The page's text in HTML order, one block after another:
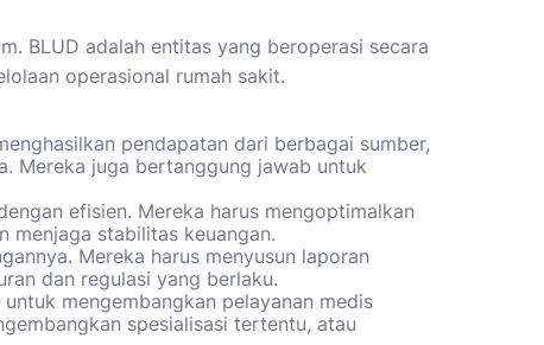
BLUD adalah entitas yang beroperasi secara
operasional rumah sakit.
pendapatan dari berbagai sumber,
Mereka juga bertanggung jawab untuk
efisien. Mereka harus mengoptimalkan
menjaga stabilitas keuangan.
Mereka harus menyusun laporan
dan regulasi yang berlaku.
mengembangkan pelayanan medis
spesialisasi tertentu, atau